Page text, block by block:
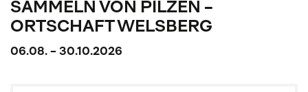
SAMMELN VON PILZEN -
ORTSCHAFT WELSBERG
06.08. - 30.10.2026